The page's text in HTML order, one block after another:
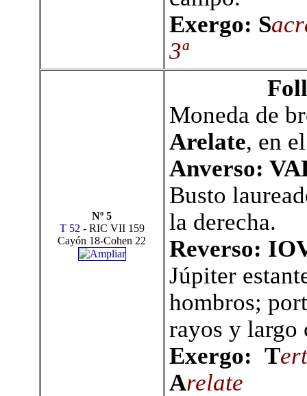
Exergo: S
3ª
Nº 5
T 52 - RIC VII 159
Cayón 18-Cohen 22
Moneda de
Arelate, en
Anverso:
Busto
la derecha.
Reverso:
Júpiter
hombros;
rayos y largo
Exergo: T
Arelate